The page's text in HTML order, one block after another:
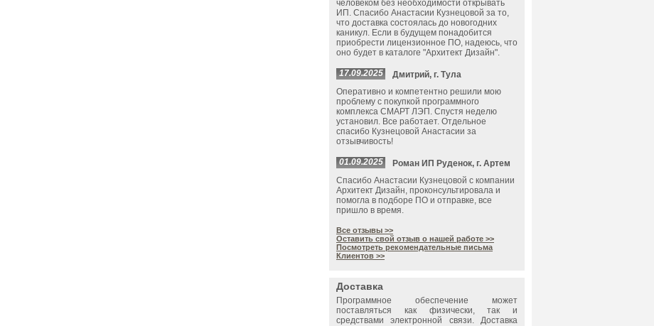
человеком без необходимости открывать
ИП. Спасибо Анастасии Кузнецовой за то,
что доставка состоялась до новогодних
каникул. Если в будущем понадобится
приобрести лицензионное ПО, надеюсь, что
оно будет в каталоге "Архитект Дизайн".
17.09.2025
Дмитрий, г. Тула
Оперативно и компетентно решили мою
проблему с покупкой программного
комплекса СМАРТ ЛЭП. Спустя неделю
установил. Все работает. Отдельное
спасибо Кузнецовой Анастасии за
отзывчивость!
01.09.2025
Роман ИП Руденок, г. Артем
Спасибо Анастасии Кузнецовой с компании
Архитект Дизайн, проконсультировала и
помогла в подборе ПО и отправке, все
пришло в время.
Все отзывы >>
Оставить свой отзыв о нашей работе >>
Посмотреть рекомендательные письма
Клиентов >>
Доставка
Программное обеспечение может
поставляться как физически, так и
средствами электронной связи. Доставка